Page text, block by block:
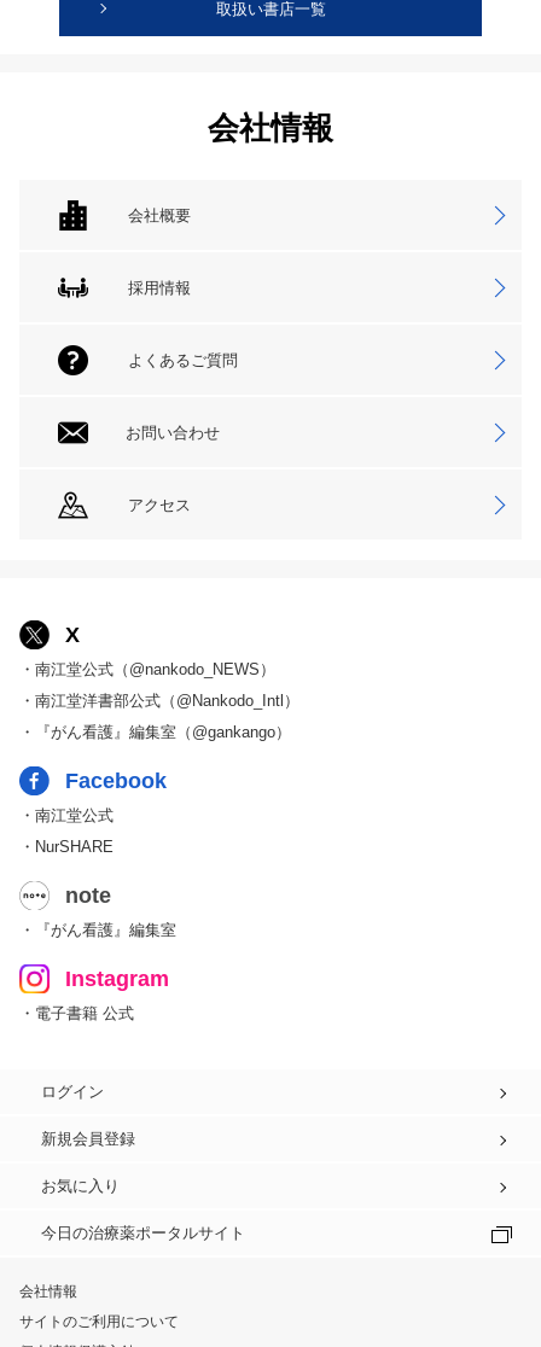
取扱い書店一覧
会社情報
会社概要
採用情報
よくあるご質問
お問い合わせ
アクセス
X
・南江堂公式（@nankodo_NEWS）
・南江堂洋書部公式（@Nankodo_Intl）
・『がん看護』編集室（@gankango）
Facebook
・南江堂公式
・NurSHARE
note
・『がん看護』編集室
Instagram
・電子書籍 公式
ログイン
新規会員登録
お気に入り
今日の治療薬ポータルサイト
会社情報
サイトのご利用について